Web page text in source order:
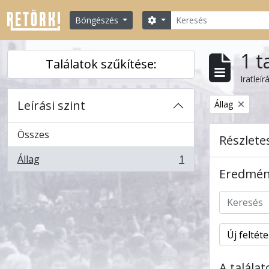
Skip to main content
Böngészés
Keresés
Search options
Találatok szűkítése:
Leírási szint
Összes
Állag
, 1 eredmények 1
1
Remove filter:
Állag
Új